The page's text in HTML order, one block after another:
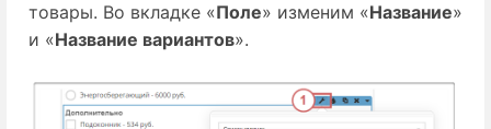
товары. Во вкладке «Поле» изменим «Название»
и «Название вариантов».